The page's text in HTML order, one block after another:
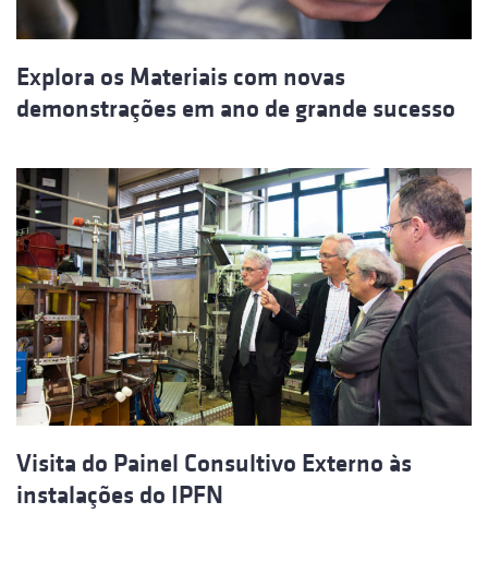
Explora os Materiais com novas
demonstrações em ano de grande sucesso
Visita do Painel Consultivo Externo às
instalações do IPFN